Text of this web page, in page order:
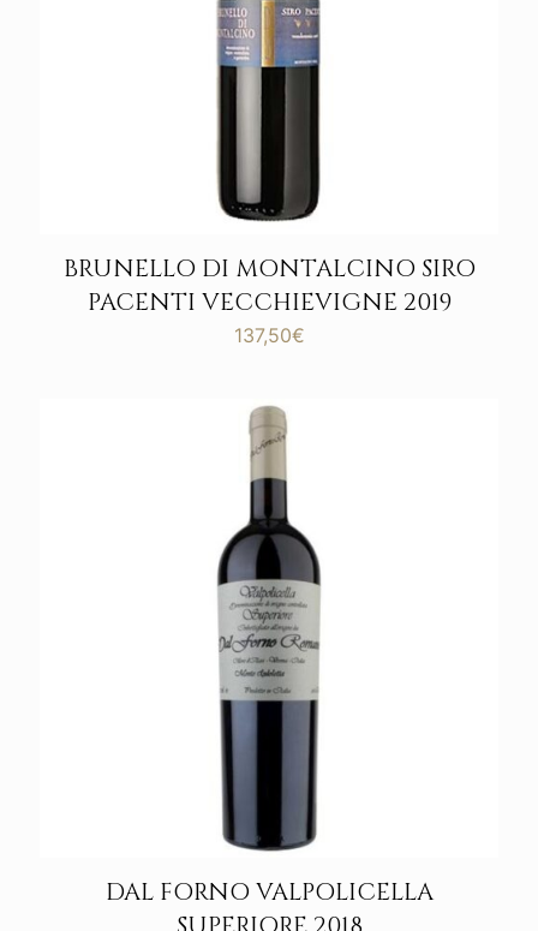
BRUNELLO DI MONTALCINO SIRO
PACENTI VECCHIEVIGNE 2019
137,50€
DAL FORNO VALPOLICELLA